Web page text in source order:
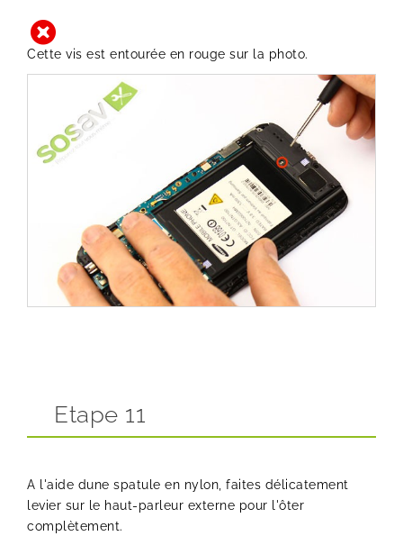
Cette vis est entourée en rouge sur la photo.
Etape 11
A l'aide dune spatule en nylon, faites délicatement
levier sur le haut-parleur externe pour l'ôter
complètement.